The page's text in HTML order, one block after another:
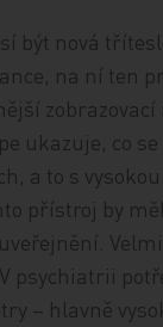
být nová
na ní ten
zobrazovací
ukazuje, co
a to s
přístroj by
psychiatrii
– hlavně